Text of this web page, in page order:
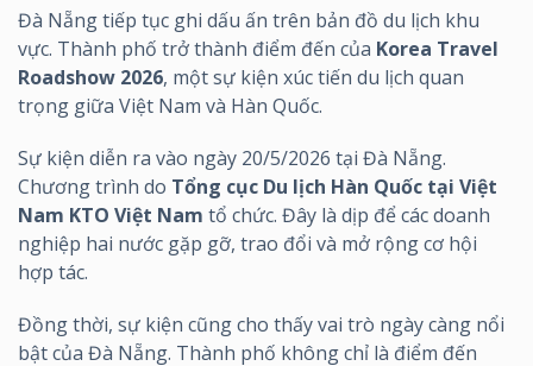
Đà Nẵng tiếp tục ghi dấu ấn trên bản đồ du lịch khu
vực. Thành phố trở thành điểm đến của Korea Travel
Roadshow 2026, một sự kiện xúc tiến du lịch quan
trọng giữa Việt Nam và Hàn Quốc.
Sự kiện diễn ra vào ngày 20/5/2026 tại Đà Nẵng.
Chương trình do Tổng cục Du lịch Hàn Quốc tại Việt
Nam KTO Việt Nam tổ chức. Đây là dịp để các doanh
nghiệp hai nước gặp gỡ, trao đổi và mở rộng cơ hội
hợp tác.
Đồng thời, sự kiện cũng cho thấy vai trò ngày càng nổi
bật của Đà Nẵng. Thành phố không chỉ là điểm đến